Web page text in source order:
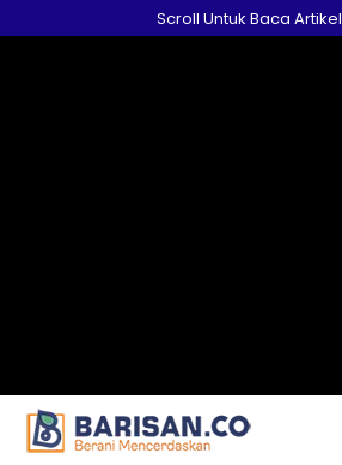
ke
Scroll Untuk Baca Artikel